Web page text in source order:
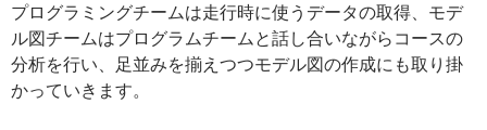
プログラミングチームは走行時に使うデータの取得、モデ
ル図チームはプログラムチームと話し合いながらコースの
分析を行い、足並みを揃えつつモデル図の作成にも取り掛
かっていきます。